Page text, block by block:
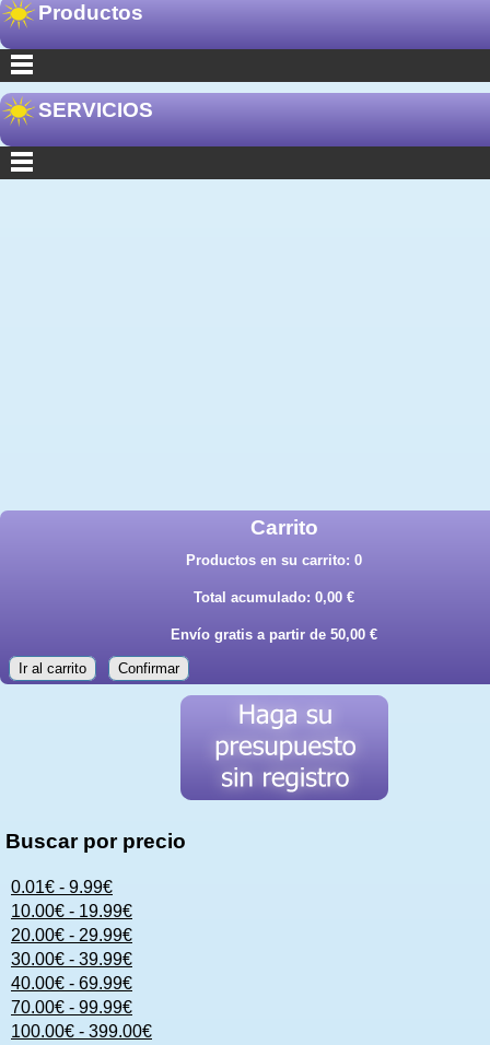
Productos
SERVICIOS
Carrito
Productos en su carrito: 0
Total acumulado: 0,00 €
Envío gratis a partir de 50,00 €
Ir al carrito Confirmar
Buscar por precio
0.01€ - 9.99€
10.00€ - 19.99€
20.00€ - 29.99€
30.00€ - 39.99€
40.00€ - 69.99€
70.00€ - 99.99€
100.00€ - 399.00€